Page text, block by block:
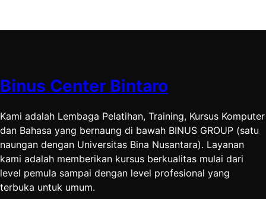
Binus Center Bintaro
Kami adalah Lembaga Pelatihan, Training, Kursus Komputer
dan Bahasa yang bernaung di bawah BINUS GROUP (satu
naungan dengan Universitas Bina Nusantara). Layanan
kami adalah memberikan kursus berkualitas mulai dari
level pemula sampai dengan level profesional yang
terbuka untuk umum.